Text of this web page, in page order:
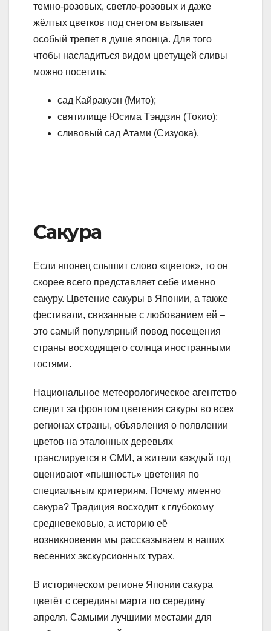
темно-розовых, светло-розовых и даже
жёлтых цветков под снегом вызывает
особый трепет в душе японца. Для того
чтобы насладиться видом цветущей сливы
можно посетить:
сад Кайракуэн (Мито);
святилище Юсима Тэндзин (Токио);
сливовый сад Атами (Сизуока).
Сакура
Если японец слышит слово «цветок», то он
скорее всего представляет себе именно
сакуру. Цветение сакуры в Японии, а также
фестивали, связанные с любованием ей –
это самый популярный повод посещения
страны восходящего солнца иностранными
гостями.
Национальное метеорологическое агентство
следит за фронтом цветения сакуры во всех
регионах страны, объявления о появлении
цветов на эталонных деревьях
транслируется в СМИ, а жители каждый год
оценивают «пышность» цветения по
специальным критериям. Почему именно
сакура? Традиция восходит к глубокому
средневековью, а историю её
возникновения мы рассказываем в наших
весенних экскурсионных турах.
В историческом регионе Японии сакура
цветёт с середины марта по середину
апреля. Самыми лучшими местами для